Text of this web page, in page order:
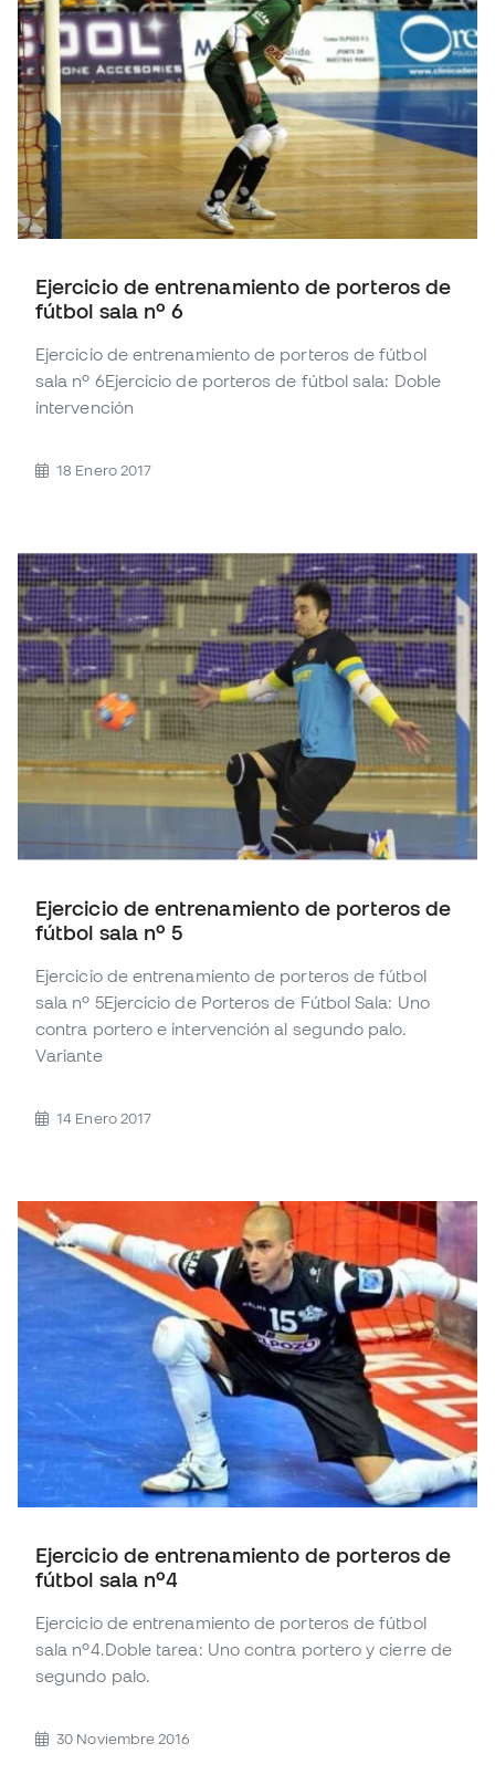
Ejercicio de entrenamiento de porteros de
fútbol sala nº 6
Ejercicio de entrenamiento de porteros de fútbol
sala nº 6Ejercicio de porteros de fútbol sala: Doble
intervención
18 Enero 2017
Ejercicio de entrenamiento de porteros de
fútbol sala nº 5
Ejercicio de entrenamiento de porteros de fútbol
sala nº 5Ejercicio de Porteros de Fútbol Sala: Uno
contra portero e intervención al segundo palo.
Variante
14 Enero 2017
Ejercicio de entrenamiento de porteros de
fútbol sala nº4
Ejercicio de entrenamiento de porteros de fútbol
sala nº4.Doble tarea: Uno contra portero y cierre de
segundo palo.
30 Noviembre 2016